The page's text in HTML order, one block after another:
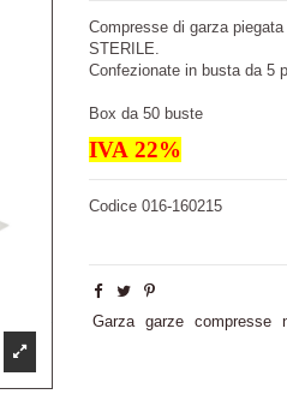
Compresse di garza
STERILE.
Confezionate in busta da 5
Box da 50 buste
IVA 22%
Codice 016-160215
Garza garze compresse